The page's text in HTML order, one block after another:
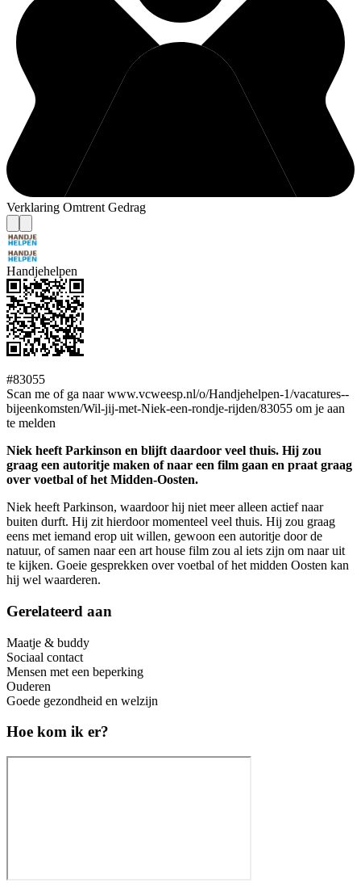
Verklaring Omtrent Gedrag
Handjehelpen
#83055
Scan me of ga naar www.vcweesp.nl/o/Handjehelpen-1/vacatures--
bijeenkomsten/Wil-jij-met-Niek-een-rondje-rijden/83055 om je aan
te melden
Niek heeft Parkinson en blijft daardoor veel thuis. Hij zou
graag een autoritje maken of naar een film gaan en praat graag
over voetbal of het Midden-Oosten.
Niek heeft Parkinson, waardoor hij niet meer alleen actief naar
buiten durft. Hij zit hierdoor momenteel veel thuis. Hij zou graag
eens met iemand erop uit willen, gewoon een autoritje door de
natuur, of samen naar een art house film zou al iets zijn om naar uit
te kijken. Goeie gesprekken over voetbal of het midden Oosten kan
hij wel waarderen.
Gerelateerd aan
Maatje & buddy
Sociaal contact
Mensen met een beperking
Ouderen
Goede gezondheid en welzijn
Hoe kom ik er?